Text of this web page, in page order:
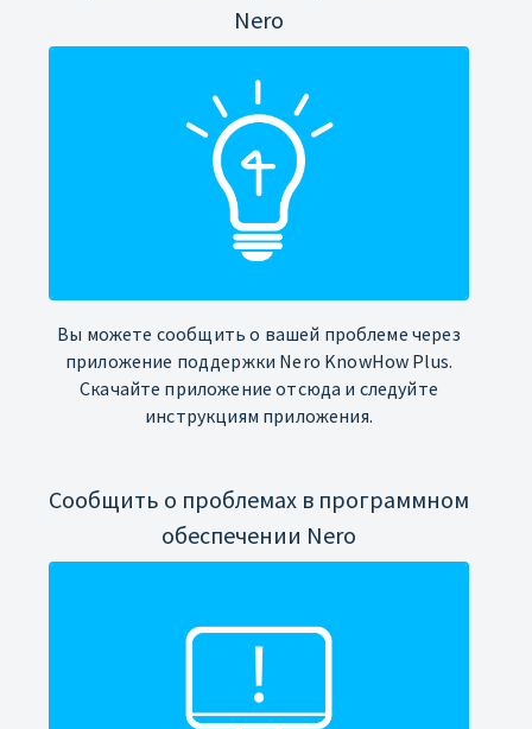
Nero
Вы можете сообщить о вашей проблеме через
приложение поддержки Nero KnowHow Plus.
Скачайте приложение отсюда и следуйте
инструкциям приложения.
Сообщить о проблемах в программном
обеспечении Nero